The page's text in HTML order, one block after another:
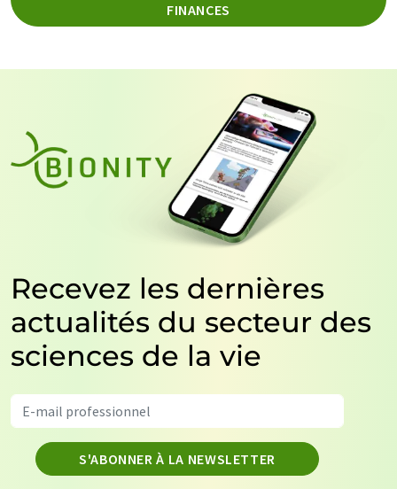
FINANCES
Recevez les dernières
actualités du secteur des
sciences de la vie
S'ABONNER À LA NEWSLETTER